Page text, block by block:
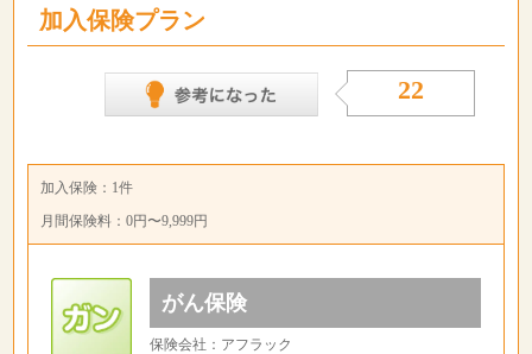
加入保険プラン
22
加入保険：1件
月間保険料：0円〜9,999円
がん保険
保険会社：アフラック